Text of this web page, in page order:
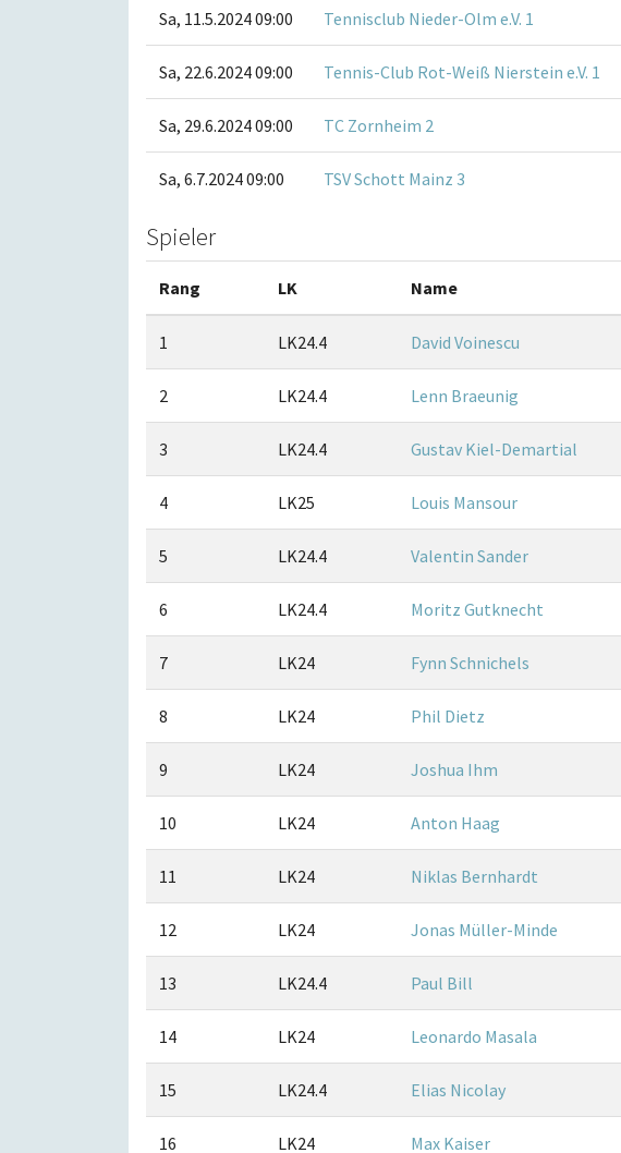
Sa, 11.5.2024 09:00 Tennisclub Nieder-Olm e.V. 1
Sa, 22.6.2024 09:00 Tennis-Club Rot-Weiß Nierstein e.V. 1
Sa, 29.6.2024 09:00 TC Zornheim 2
Sa, 6.7.2024 09:00 TSV Schott Mainz 3
Spieler
Rang LK Name
1 LK24.4 David Voinescu
2 LK24.4 Lenn Braeunig
3 LK24.4 Gustav Kiel-Demartial
4 LK25 Louis Mansour
5 LK24.4 Valentin Sander
6 LK24.4 Moritz Gutknecht
7 LK24 Fynn Schnichels
8 LK24 Phil Dietz
9 LK24 Joshua Ihm
10 LK24 Anton Haag
11 LK24 Niklas Bernhardt
12 LK24 Jonas Müller-Minde
13 LK24.4 Paul Bill
14 LK24 Leonardo Masala
15 LK24.4 Elias Nicolay
16 LK24 Max Kaiser